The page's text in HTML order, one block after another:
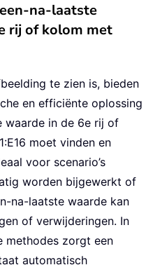
na-laatste
rij of kolom met
te zien is, bieden
en efficiënte oplossing
waarde in de 6e rij of
moet vinden en
voor scenario’s
worden bijgewerkt of
na-laatste waarde kan
of verwijderingen. In
methodes zorgt een
automatisch